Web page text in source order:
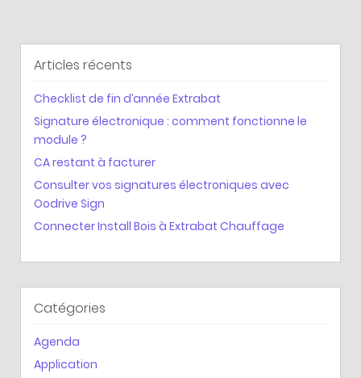
Articles récents
Checklist de fin d’année Extrabat
Signature électronique : comment fonctionne le
module ?
CA restant à facturer
Consulter vos signatures électroniques avec
Oodrive Sign
Connecter Install Bois à Extrabat Chauffage
Catégories
Agenda
Application